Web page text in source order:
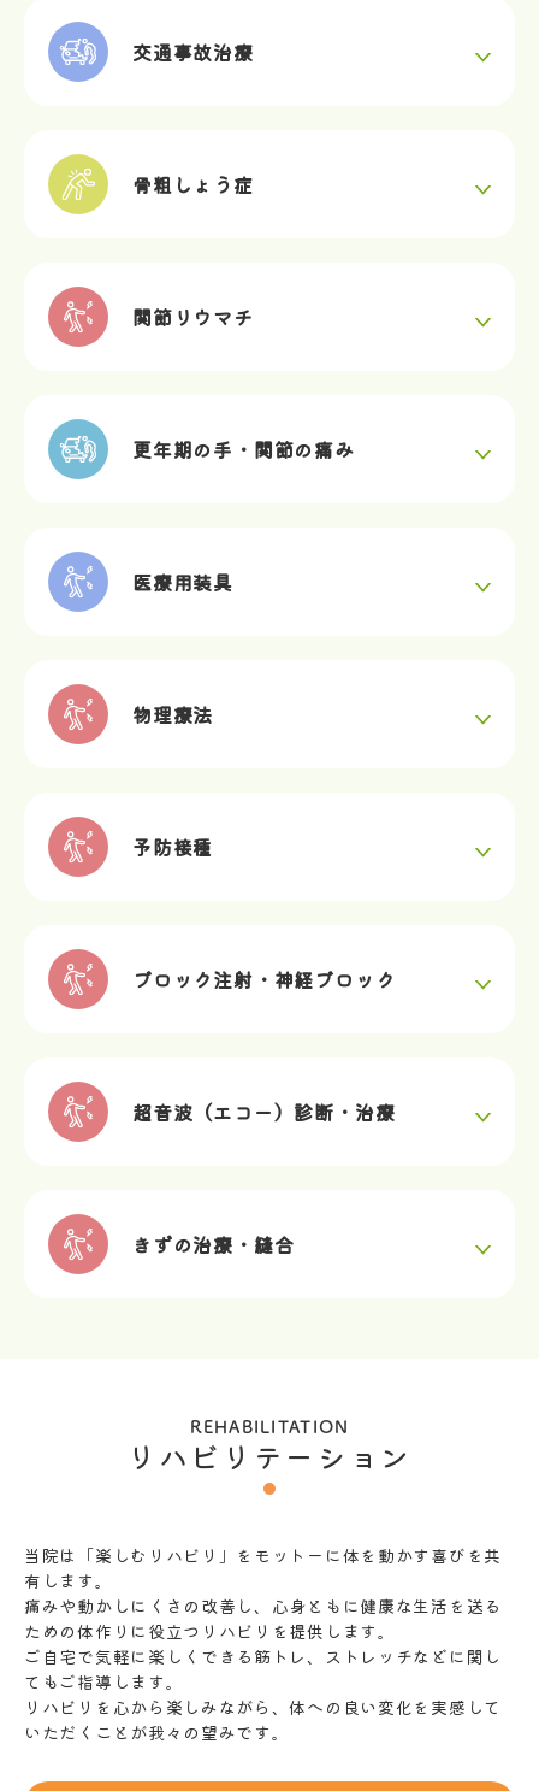
交通事故治療
骨粗しょう症
関節リウマチ
更年期の手・関節の痛み
医療用装具
物理療法
予防接種
ブロック注射・神経ブロック
超音波（エコー）診断・治療
きずの治療・縫合
REHABILITATION
リハビリテーション
当院は「楽しむリハビリ」をモットーに体を動かす喜びを共
有します。
痛みや動かしにくさの改善し、心身ともに健康な生活を送る
ための体作りに役立つリハビリを提供します。
ご自宅で気軽に楽しくできる筋トレ、ストレッチなどに関し
てもご指導します。
リハビリを心から楽しみながら、体への良い変化を実感して
いただくことが我々の望みです。